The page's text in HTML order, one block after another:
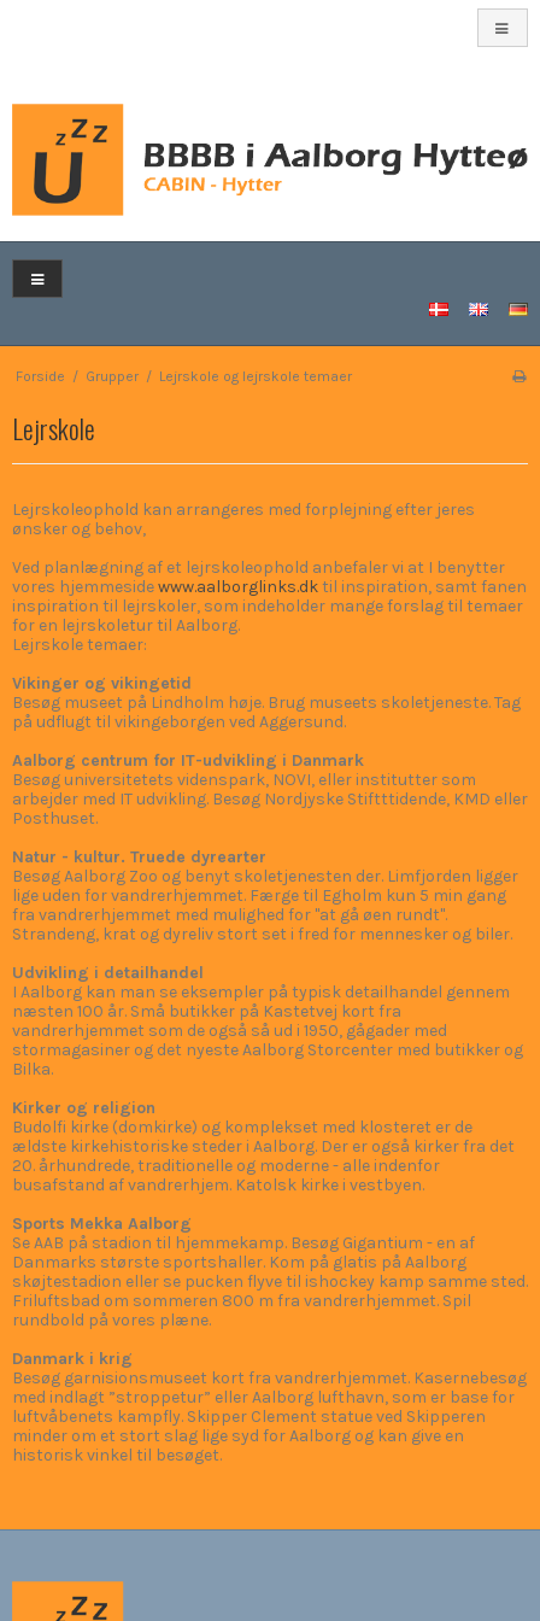
Forside / Grupper / Lejrskole og lejrskole temaer
Lejrskole
Lejrskoleophold kan arrangeres med forplejning efter jeres
ønsker og behov,
Ved planlægning af et lejrskoleophold anbefaler vi at I benytter
vores hjemmesidewww.aalborglinks.dktil inspiration, samt fanen
inspiration til lejrskoler, som indeholder mange forslag til temaer
for en lejrskoletur til Aalborg.
Lejrskole temaer:
Vikinger og vikingetid
Besøg museet på Lindholm høje. Brug museets skoletjeneste. Tag
på udflugt til vikingeborgen ved Aggersund.
Aalborg centrum for IT-udvikling i Danmark
Besøg universitetets videnspark, NOVI, eller institutter som
arbejder med IT udvikling. Besøg Nordjyske Stiftttidende, KMD eller
Posthuset.
Natur - kultur. Truede dyrearter
Besøg Aalborg Zoo og benyt skoletjenesten der. Limfjorden ligger
lige uden for vandrerhjemmet. Færge til Egholm kun 5 min gang
fra vandrerhjemmet med mulighed for "at gå øen rundt".
Strandeng, krat og dyreliv stort set i fred for mennesker og biler.
Udvikling i detailhandel
I Aalborg kan man se eksempler på typisk detailhandel gennem
næsten 100 år. Små butikker på Kastetvej kort fra
vandrerhjemmet som de også så ud i 1950, gågader med
stormagasiner og det nyeste Aalborg Storcenter med butikker og
Bilka.
Kirker og religion
Budolfi kirke (domkirke) og komplekset med klosteret er de
ældste kirkehistoriske steder i Aalborg. Der er også kirker fra det
20. århundrede, traditionelle og moderne - alle indenfor
busafstand af vandrerhjem. Katolsk kirke i vestbyen.
Sports Mekka Aalborg
Se AAB på stadion til hjemmekamp. Besøg Gigantium - en af
Danmarks største sportshaller. Kom på glatis på Aalborg
skøjtestadion eller se pucken flyve til ishockey kamp samme sted.
Friluftsbad om sommeren 800 m fra vandrerhjemmet. Spil
rundbold på vores plæne.
Danmark i krig
Besøg garnisionsmuseet kort fra vandrerhjemmet. Kasernebesøg
med indlagt ”stroppetur” eller Aalborg lufthavn, som er base for
luftvåbenets kampfly. Skipper Clement statue ved Skipperen
minder om et stort slag lige syd for Aalborg og kan give en
historisk vinkel til besøget.